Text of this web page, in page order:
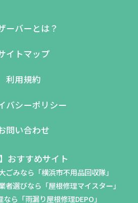
ーバーとは？
イトマップ
利用規約
バシーポリシー
問い合わせ
】おすすめサイト
ごみなら「横浜市不用品回収隊」
者選びなら「屋根修理マイスター」
ら「雨漏り屋根修理DEPO」